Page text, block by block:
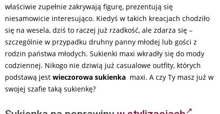
właściwie zupełnie zakrywają figurę, prezentują się
niesamowicie interesująco. Kiedyś w takich kreacjach chodziło
się na wesela, dziś to raczej już rzadkość, ale zdarza się –
szczególnie w przypadku druhny panny młodej lub gości z
rodzin państwa młodych. Sukienki maxi wkradły się do mody
codziennej. Nikogo nie dziwią już casualowe outfity, których
podstawą jest wieczorowa sukienka maxi. A czy Ty masz już w
swojej szafie taką sukienkę?